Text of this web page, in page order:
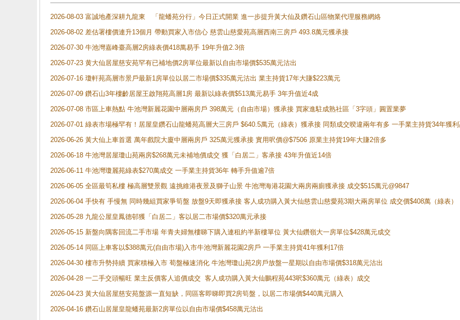
2026-08-03 富誠地產深耕九龍東 「龍蟠苑分行」今日正式開業 進一步提升黃大仙及鑽石山區物業代理服務網絡
2026-08-02 差估署樓價連升13個月 帶動買家入市信心 慈雲山慈愛苑高層西南三房戶 493.8萬元獲承接
2026-07-30 牛池灣嘉峰臺高層2房綠表價418萬易手 19年升值2.3倍
2026-07-23 黄大仙居屋慈安苑罕有已補地價2房單位最新以自由市場價$535萬元沽出
2026-07-16 瓊軒苑高層市景戶最新1房單位以居二市場價$335萬元沽出 業主持貨17年大賺$223萬元
2026-07-09 鑽石山3年樓齡居屋王啟翔苑高層1房 最新以綠表價$513萬元易手 3年升值近4成
2026-07-08 市區上車熱點 牛池灣新麗花園中層兩房戶 398萬元（自由市場）獲承接 買家進駐成熟社區「3字頭」圓置業夢
2026-07-01 綠表市場極罕有！居屋皇鑽石山龍蟠苑高層大三房戶 $640.5萬元（綠表）獲承接 同類成交暌違兩年有多 一手業主持貨34年獲
2026-06-26 黃大仙上車首選 萬年戲院大廈中層兩房戶 325萬元獲承接 實用呎價@$7506 原業主持貨19年大賺2倍多
2026-06-18 牛池灣居屋瓊山苑兩房$268萬元未補地價成交 獲「白居二」客承接 43年升值近14倍
2026-06-11 牛池灣瓊麗苑綠表$270萬成交 一手業主持貨36年 轉手升值逾7倍
2026-06-05 全區最筍私樓 極高層雙景觀 遠挑維港夜景及獅子山景 牛池灣海港花園大兩房兩廁獲承接 成交$515萬元@9847
2026-06-04 手快有 手慢無 同時幾組買家爭筍盤 放盤9天即獲承接 客人成功購入黃大仙慈雲山慈愛苑3期大兩房單位 成交價$408萬（綠表）
2026-05-28 九龍公屋皇鳳德邨獲「白居二」客以居二市場價$320萬元承接
2026-05-15 新盤向隅客回流二手市場 年青夫婦無樓睇下購入連租約半新樓單位 黃大仙鑽嶺大一房單位$428萬元成交
2026-05-14 同區上車客以$388萬元(自由市場)入市牛池灣新麗花園2房戶 一手業主持貨41年獲利17倍
2026-04-30 樓市升勢持續 買家積極入市 荀盤極速消化 牛池灣瓊山苑2房戶放盤一星期以自由市場價$318萬元沽出
2026-04-28 一二手交頭暢旺 業主反價客人追價成交 客人成功購入黃大仙鵬程苑443呎$360萬元（綠表）成交
2026-04-23 黃大仙居屋慈安苑盤源一直短缺，同區客即睇即買2房筍盤，以居二市場價$440萬元購入
2026-04-16 鑽石山居屋皇龍蟠苑最新2房單位以自由市場價$458萬元沽出